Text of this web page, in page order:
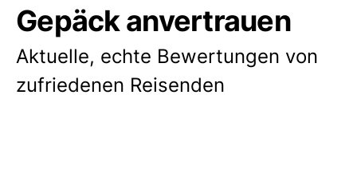
Gepäck anvertrauen
Aktuelle, echte Bewertungen von
zufriedenen Reisenden